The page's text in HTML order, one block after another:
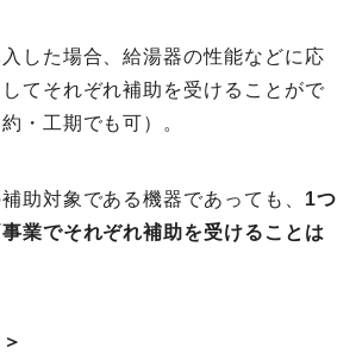
した場合、給湯器の性能などに応
てそれぞれ補助を受けることがで
・工期でも可）。
助対象である機器であっても、 1つ
業でそれぞれ補助を受けることは